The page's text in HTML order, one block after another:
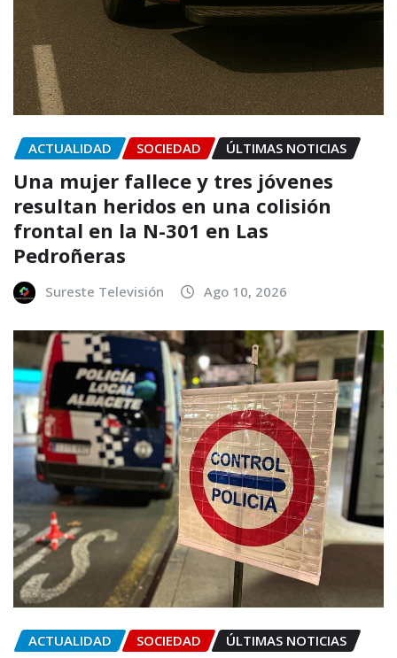
ACTUALIDAD SOCIEDAD ÚLTIMAS NOTICIAS
Una mujer fallece y tres jóvenes
resultan heridos en una colisión
frontal en la N-301 en Las
Pedroñeras
Sureste Televisión Ago 10, 2026
ACTUALIDAD SOCIEDAD ÚLTIMAS NOTICIAS